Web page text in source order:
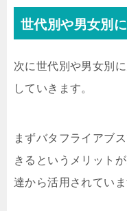
世代別や男女別
次に世代別や男女別
していきます。
まずバタフライアブ
きるというメリット
達から活用されていま